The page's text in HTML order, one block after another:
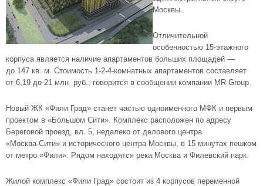
Москвы.
Отличительной
особенностью 15-этажного
корпуса является наличие апартаментов больших площадей —
до 147 кв. м. Стоимость 1-2-4-комнатных апартаментов составляет
от 6,19 до 21 млн. руб., говорится в сообщении компании MR Group.
Новый ЖК «Фили Град» станет частью одноименного МФК и первым
проектом в «Большом Сити». Комплекс расположен по адресу
Береговой проезд, вл. 5, недалеко от делового центра
«Москва-Сити» и исторического центра Москвы, в 15 минутах пешком
от метро «Фили». Рядом находятся река Москва и Филевский парк.
Жилой комплекс «Фили Град» состоит из 4 корпусов переменной